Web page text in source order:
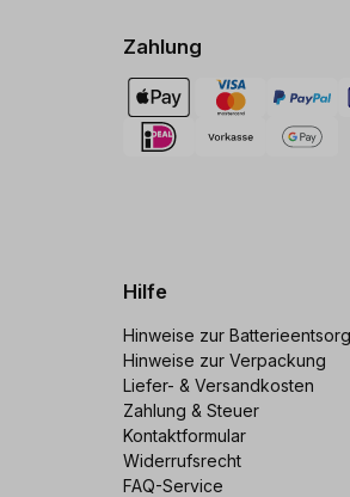
Zahlung
Hilfe
Hinweise zur
Hinweise zur Verpackung
Liefer- & Versandkosten
Zahlung & Steuer
Kontaktformular
Widerrufsrecht
FAQ-Service